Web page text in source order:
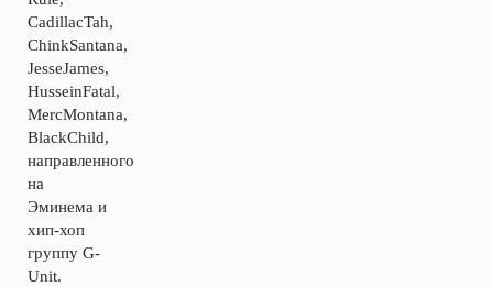
CadillacTah,
ChinkSantana,
JesseJames,
HusseinFatal,
MercMontana,
BlackChild,
направленного
на
Эминема и
хип-хоп
группу G-
Unit.